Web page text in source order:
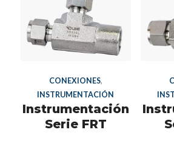
CONEXIONES,
INSTRUMENTACIÓN
Instrumentación
Serie FRT